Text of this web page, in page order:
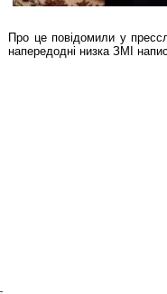
Про це повідомили у
напередодні низка ЗМІ